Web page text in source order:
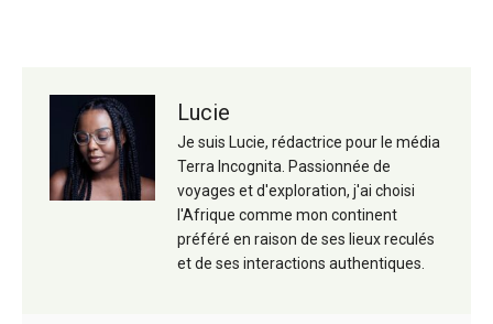
Lucie
Je suis Lucie, rédactrice pour le média
Terra Incognita. Passionnée de
voyages et d'exploration, j'ai choisi
l'Afrique comme mon continent
préféré en raison de ses lieux reculés
et de ses interactions authentiques.